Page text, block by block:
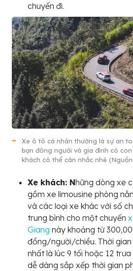
chuyến đi.
Xe ô tô cá nhân thường là sự an
bạn đông người và gia đình có
khách có thể cân nhắc nhé
Xe khách: Những dòng xe
gồm xe limousine phòng
và các loại xe khác với số
trung bình cho một chuyến
Giang này khoảng từ
đồng/người/chiều. Thời gian
nhất là lúc 9 tối hoặc 12
dễ dàng sắp xếp thời gian